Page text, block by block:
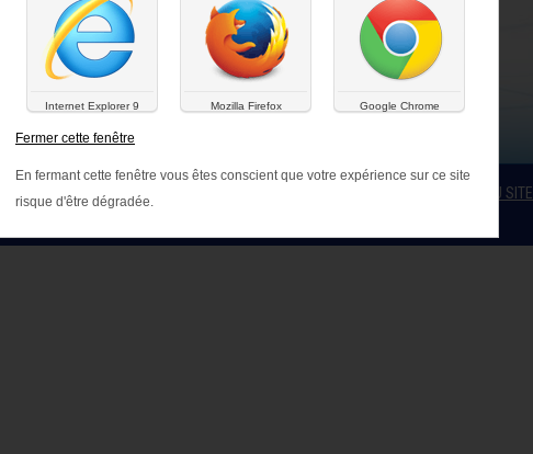
PLAN DU SITE
Internet Explorer 9 Mozilla Firefox Google Chrome
Fermer cette fenêtre
En fermant cette fenêtre vous êtes conscient que votre expérience sur ce site
risque d'être dégradée.